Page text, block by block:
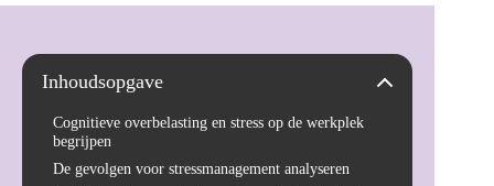
Inhoudsopgave
Cognitieve overbelasting en stress op de werkplek
begrijpen
De gevolgen voor stressmanagement analyseren